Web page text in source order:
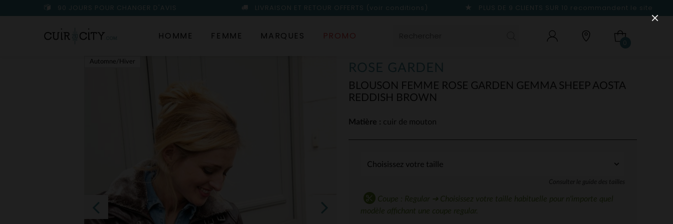
90 JOURS POUR CHANGER D'AVIS LIVRAISON ET RETOUR OFFERTS (voir conditions) PLUS DE 9 CLIENTS SUR 10 recommandent le site
HOMME FEMME MARQUES PROMO
0
ROSE GARDEN
BLOUSON FEMME ROSE GARDEN GEMMA SHEEP AOSTA
REDDISH BROWN
Automne/Hiver
Matière : cuir de mouton
Consulter le guide des tailles
Coupe : Regular ➔ Choisissez votre taille habituelle pour n'importe quel
modèle affichant une coupe regular.